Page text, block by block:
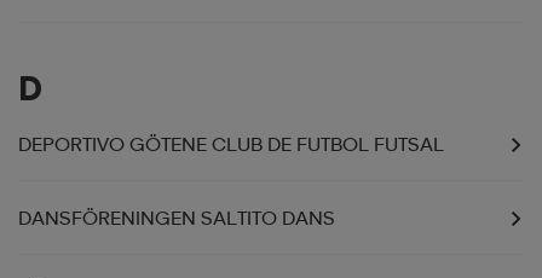
D
DEPORTIVO GÖTENE CLUB DE FUTBOL FUTSAL
DANSFÖRENINGEN SALTITO DANS